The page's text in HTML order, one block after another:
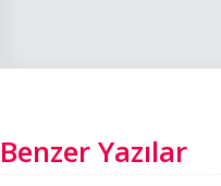
Benzer Yazılar